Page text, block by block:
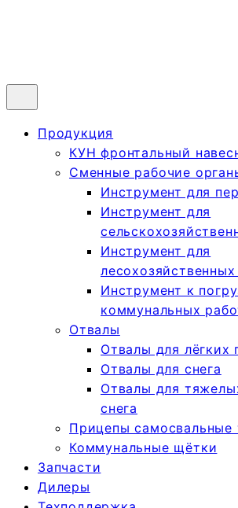
Продукция
КУН фронтальный
Сменные рабочие
Инструмент для
Инструмент для
Инструмент для
Инструмент к
коммунальных
Отвалы
Отвалы для лёгких
Отвалы для снега
Отвалы для
снега
Прицепы самосвальные
Коммунальные щётки
Запчасти
Дилеры